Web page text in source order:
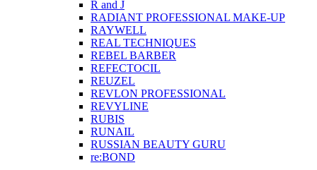
R and J
RADIANT PROFESSIONAL MAKE-UP
RAYWELL
REAL TECHNIQUES
REBEL BARBER
REFECTOCIL
REUZEL
REVLON PROFESSIONAL
REVYLINE
RUBIS
RUNAIL
RUSSIAN BEAUTY GURU
re:BOND